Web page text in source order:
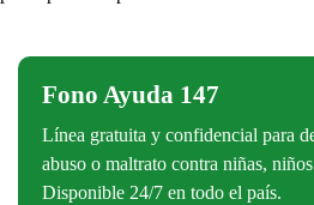
Fono Ayuda 147
Línea gratuita y confidencial para
abuso o maltrato contra niñas,
Disponible 24/7 en todo el país.